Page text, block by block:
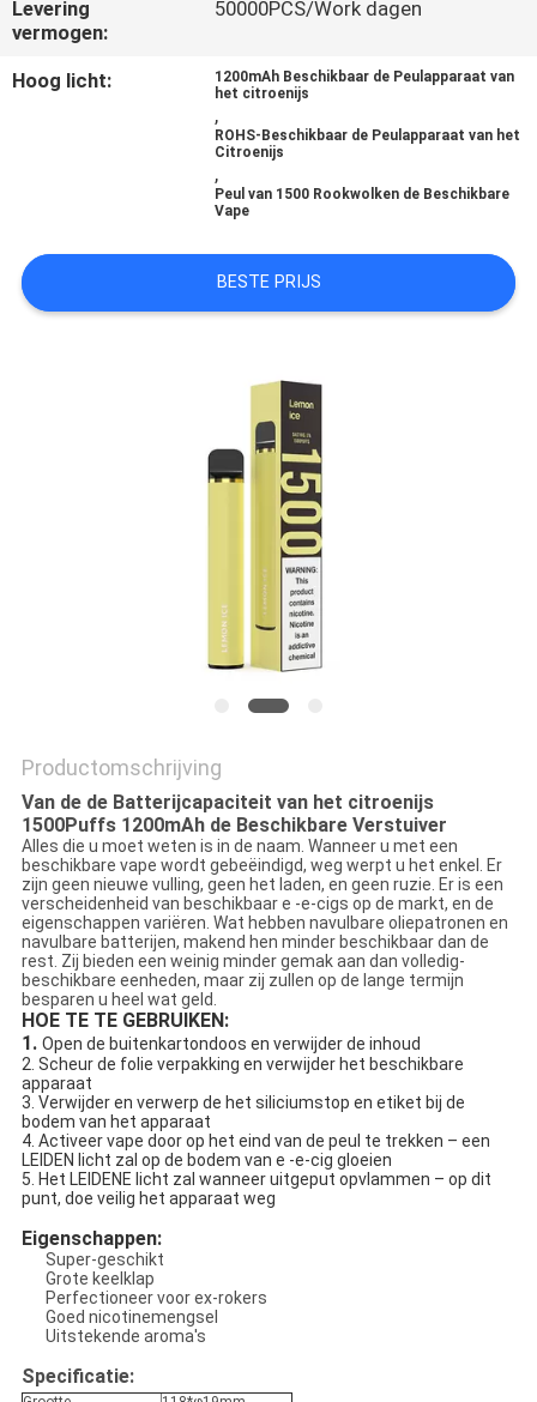
SITEMAP
Levering
vermogen:
50000PCS/Work dagen
Hoog licht:
1200mAh Beschikbaar de Peulapparaat van
het citroenijs
,
ROHS-Beschikbaar de Peulapparaat van het
Citroenijs
,
Peul van 1500 Rookwolken de Beschikbare
Vape
BESTE PRIJS
Productomschrijving
Van de de Batterijcapaciteit van het citroenijs
1500Puffs 1200mAh de Beschikbare Verstuiver
Alles die u moet weten is in de naam. Wanneer u met een
beschikbare vape wordt gebeëindigd, weg werpt u het enkel. Er
zijn geen nieuwe vulling, geen het laden, en geen ruzie. Er is een
verscheidenheid van beschikbaar e -e-cigs op de markt, en de
eigenschappen variëren. Wat hebben navulbare oliepatronen en
navulbare batterijen, makend hen minder beschikbaar dan de
rest. Zij bieden een weinig minder gemak aan dan volledig-
beschikbare eenheden, maar zij zullen op de lange termijn
besparen u heel wat geld.
HOE TE TE GEBRUIKEN:
1. Open de buitenkartondoos en verwijder de inhoud
2. Scheur de folie verpakking en verwijder het beschikbare
apparaat
3. Verwijder en verwerp de het siliciumstop en etiket bij de
bodem van het apparaat
4. Activeer vape door op het eind van de peul te trekken – een
LEIDEN licht zal op de bodem van e -e-cig gloeien
5. Het LEIDENE licht zal wanneer uitgeput opvlammen – op dit
punt, doe veilig het apparaat weg
Eigenschappen:
Super-geschikt
Grote keelklap
Perfectioneer voor ex-rokers
Goed nicotinemengsel
Uitstekende aroma's
Specificatie: